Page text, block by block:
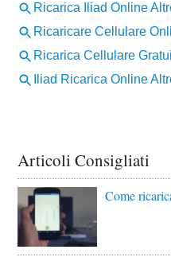
Articoli Consigliati
Come